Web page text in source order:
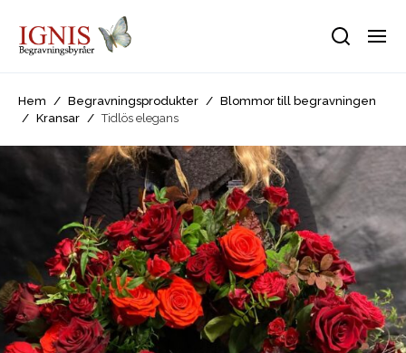
Hem / Begravningsprodukter /
Blommor till begravningen
/
Kransar / Tidlös elegans